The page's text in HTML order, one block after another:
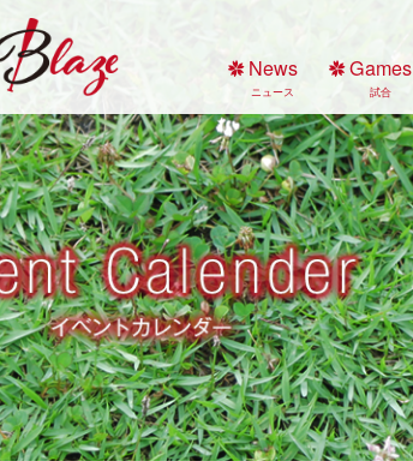
News
ニュース
Games
試合